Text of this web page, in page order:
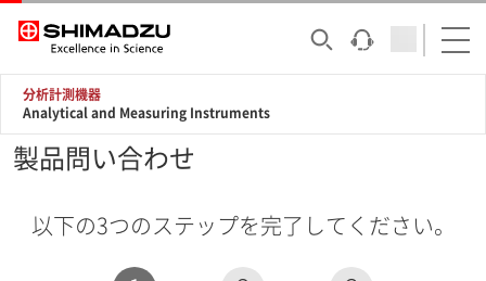
分析計測機器
Analytical and Measuring Instruments
製品問い合わせ
以下の3つのステップを完了してください。